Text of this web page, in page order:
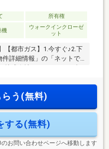
所有権
機
ウォークインクローゼ
ット
【都市ガス】1.今すぐ♪2.下
詳細情報」の「ネットで
ち家を。」よかタウンで
のいく家づくりをご提案
す。
らう(無料)
する(無料)
のお問い合わせページへ移動します